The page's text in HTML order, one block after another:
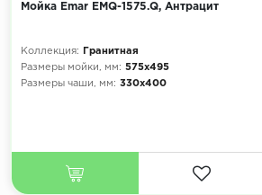
Мойка Emar EMQ-1575.Q, Антрацит
Коллекция:
Гранитная
Размеры мойки, мм: 575х495
Размеры чаши, мм: 330х400